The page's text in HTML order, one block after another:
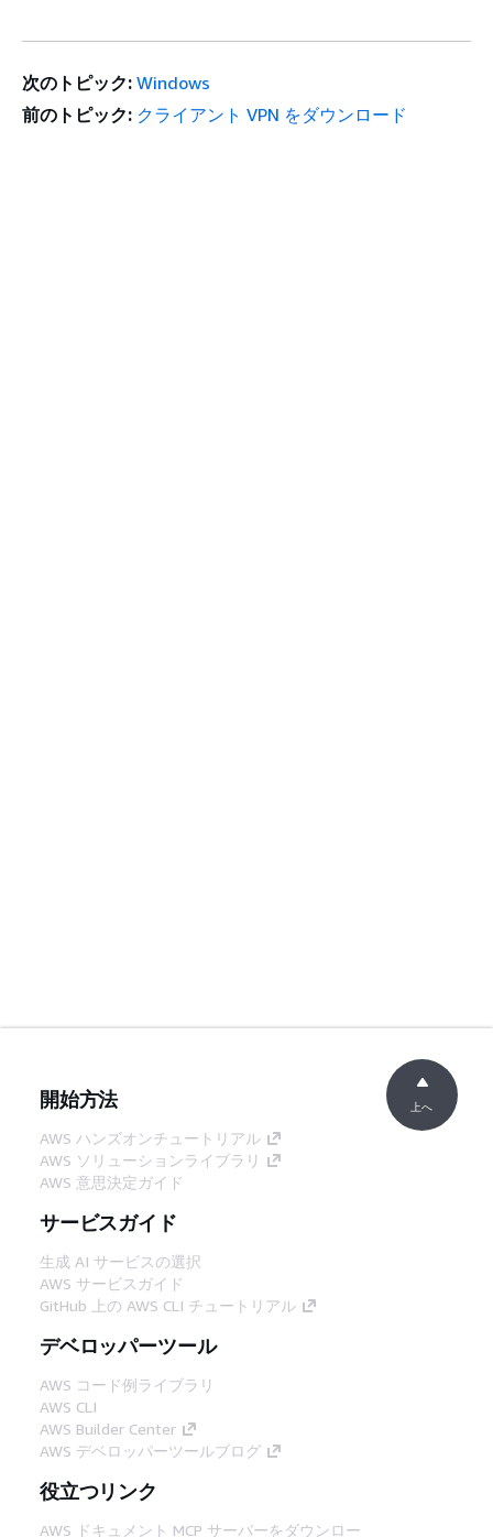
次のトピック: Windows
前のトピック: クライアント VPN をダウンロード
開始方法
AWS ハンズオンチュートリアル
AWS ソリューションライブラリ
AWS 意思決定ガイド
サービスガイド
生成 AI サービスの選択
AWS サービスガイド
GitHub 上の AWS CLI チュートリアル
デベロッパーツール
AWS コード例ライブラリ
AWS CLI
AWS Builder Center
AWS デベロッパーツールブログ
役立つリンク
AWS ドキュメント MCP サーバーをダウンロー
上へ